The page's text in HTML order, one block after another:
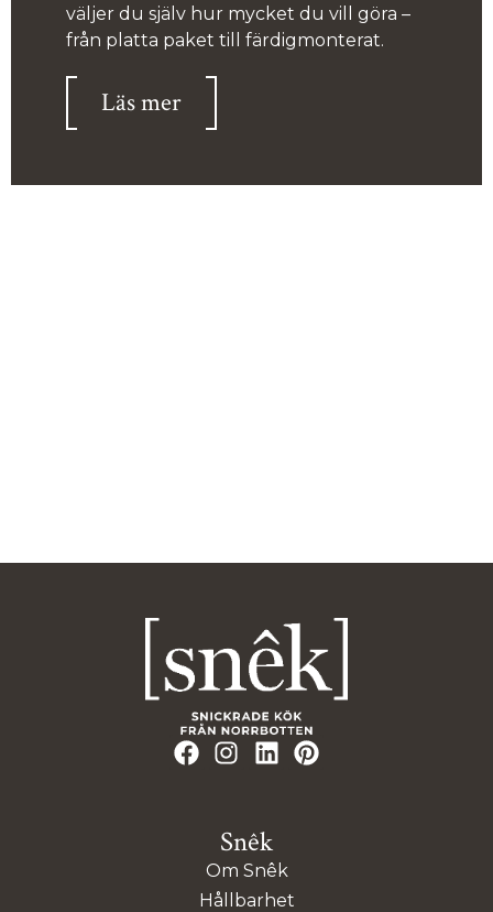
väljer du själv hur mycket du vill göra –
från platta paket till färdigmonterat.
Läs mer
Snêk
Om Snêk
Hållbarhet